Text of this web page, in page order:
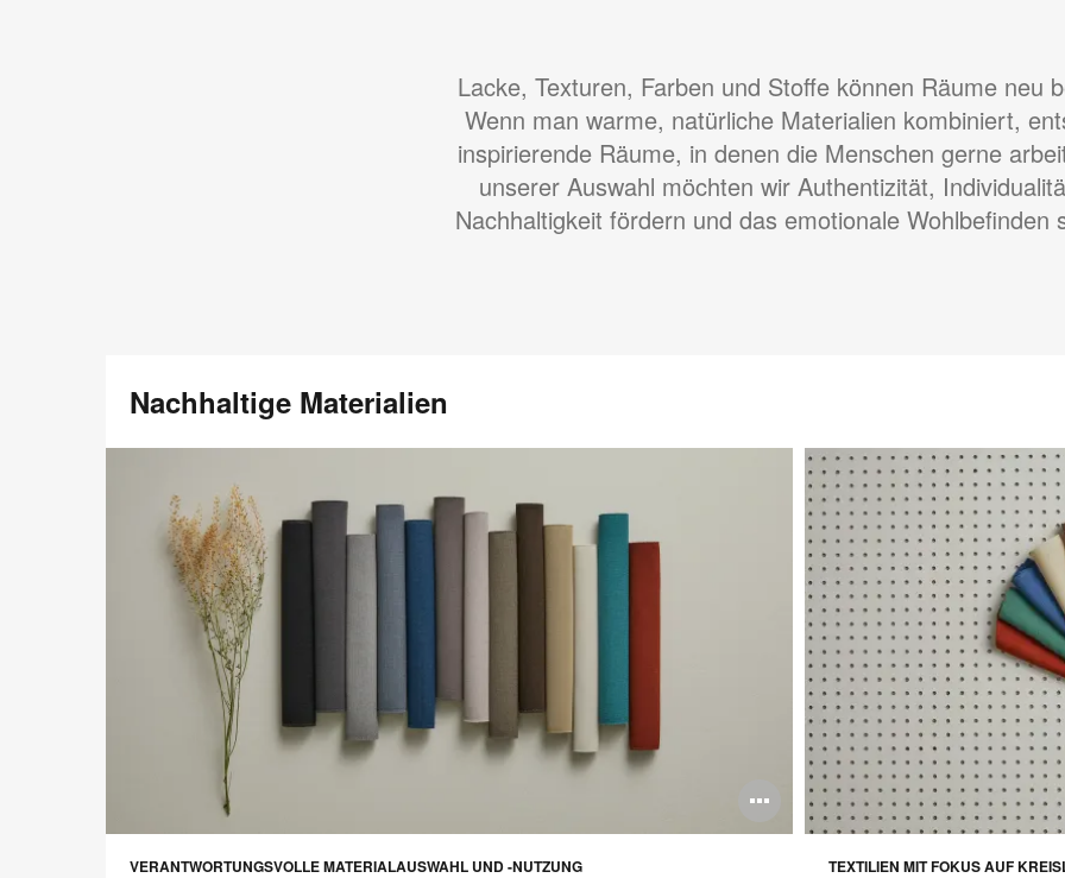
Lacke, Texturen, Farben und Stoffe können Räume neu
Wenn man warme, natürliche Materialien kombiniert,
inspirierende Räume, in denen die Menschen gerne
unserer Auswahl möchten wir Authentizität,
Nachhaltigkeit fördern und das emotionale Wohlbefinden
Nachhaltige Materialien
Bildbeschreibung
öffnen
VERANTWORTUNGSVOLLE MATERIALAUSWAHL UND -NUTZUNG TEXTILIEN MIT FOKUS AUF